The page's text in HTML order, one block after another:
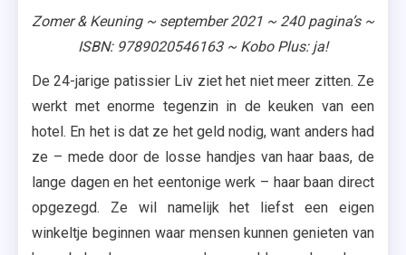
M.N.
Zomer & Keuning ~ september 2021 ~ 240 pagina’s ~
ISBN: 9789020546163 ~ Kobo Plus: ja!
De 24-jarige patissier Liv ziet het niet meer zitten. Ze
werkt met enorme tegenzin in de keuken van een
hotel. En het is dat ze het geld nodig, want anders had
ze – mede door de losse handjes van haar baas, de
lange dagen en het eentonige werk – haar baan direct
opgezegd. Ze wil namelijk het liefst een eigen
winkeltje beginnen waar mensen kunnen genieten van